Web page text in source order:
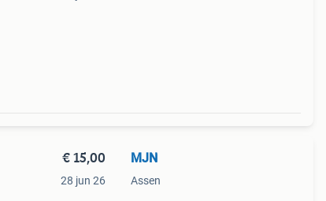
€ 15,00
28 jun 26
MJN
Assen